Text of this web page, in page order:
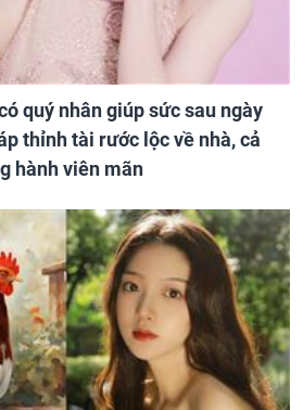
quý nhân giúp sức sau ngày
thỉnh tài rước lộc về nhà, cả
hành viên mãn